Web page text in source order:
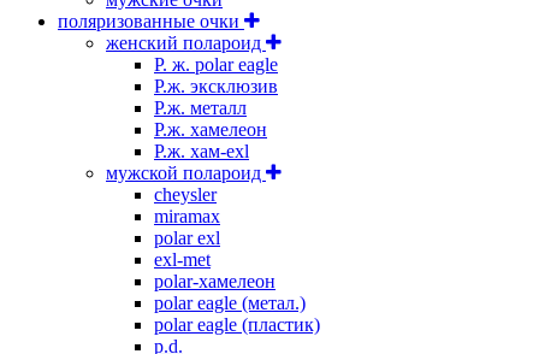
поляризованные очки
женский полароид
P. ж. polar eagle
P.ж. эксклюзив
Р.ж. металл
P.ж. хамелеон
Р.ж. хам-exl
мужской полароид
cheysler
miramax
polar exl
exl-met
polar-хамелеон
polar eagle (метал.)
polar eagle (пластик)
p.d.